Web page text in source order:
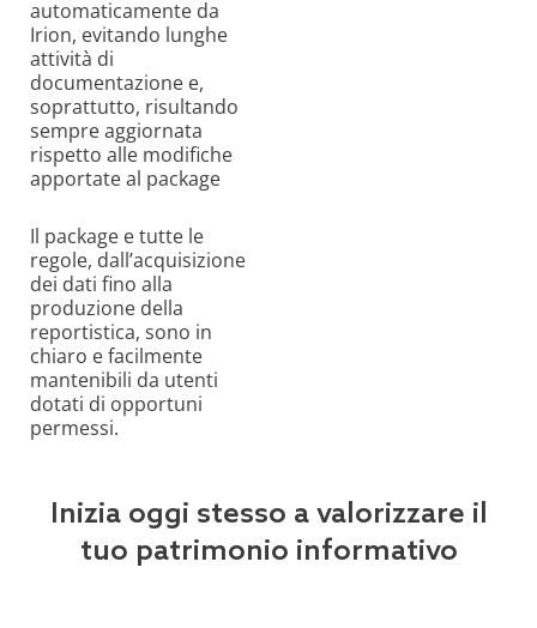
automaticamente da
Irion, evitando lunghe
attività di
documentazione e,
soprattutto, risultando
sempre aggiornata
rispetto alle modifiche
apportate al package
Il package e tutte le
regole, dall’acquisizione
dei dati fino alla
produzione della
reportistica, sono in
chiaro e facilmente
mantenibili da utenti
dotati di opportuni
permessi.
Inizia oggi stesso a valorizzare il
tuo patrimonio informativo